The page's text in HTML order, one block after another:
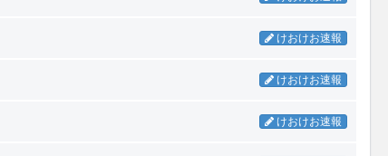
けおけお速報
けおけお速報
けおけお速報